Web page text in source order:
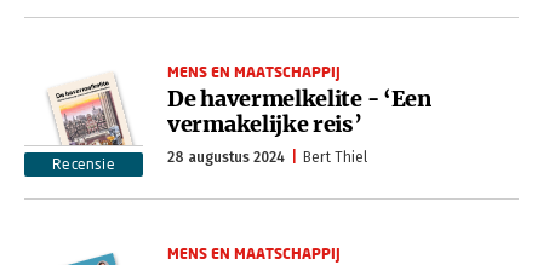
Recensie
MENS EN MAATSCHAPPIJ
De havermelkelite - ‘Een
vermakelijke reis’
28 augustus 2024 Bert Thiel
MENS EN MAATSCHAPPIJ